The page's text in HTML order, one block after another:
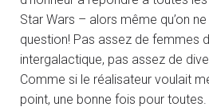
Star Wars – alors même qu’on
question! Pas assez de femmes
intergalactique, pas assez de
Comme si le réalisateur voulait
point, une bonne fois pour